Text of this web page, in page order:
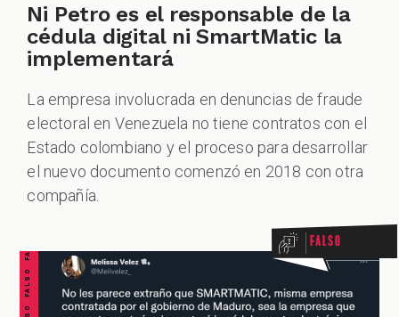
Ni Petro es el responsable de la
cédula digital ni SmartMatic la
implementará
La empresa involucrada en denuncias de fraude
electoral en Venezuela no tiene contratos con el
Estado colombiano y el proceso para desarrollar
el nuevo documento comenzó en 2018 con otra
compañía.
Falso